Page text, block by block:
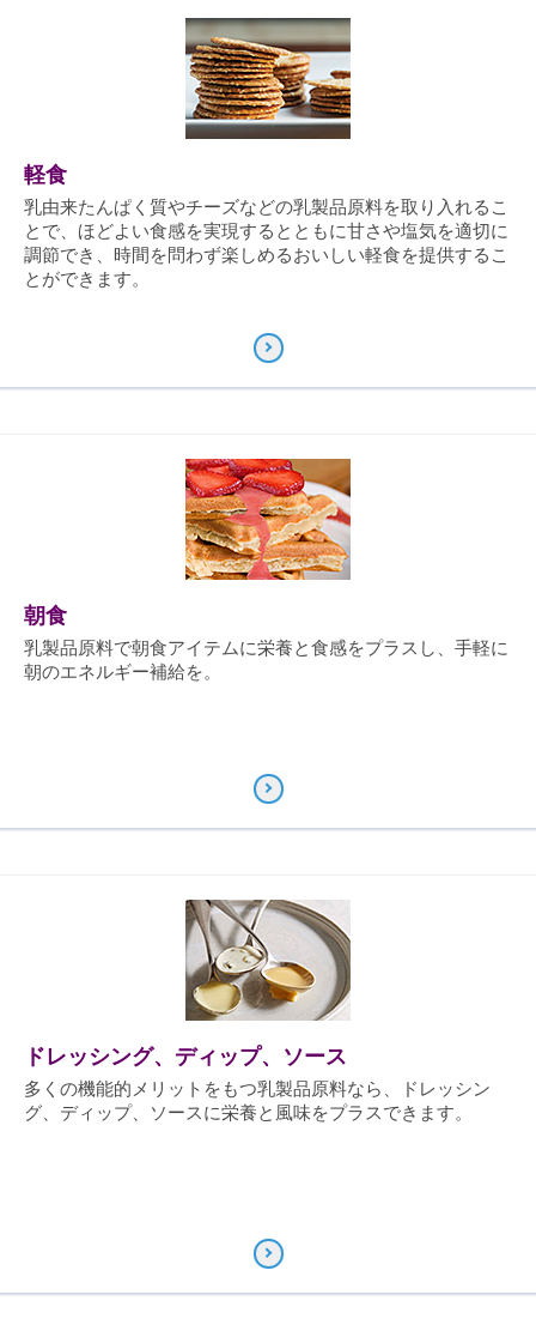
軽食
乳由来たんぱく質やチーズなどの乳製品原料を取り入れるこ
とで、ほどよい食感を実現するとともに甘さや塩気を適切に
調節でき、時間を問わず楽しめるおいしい軽食を提供するこ
とができます。
朝食
乳製品原料で朝食アイテムに栄養と食感をプラスし、手軽に
朝のエネルギー補給を。
ドレッシング、ディップ、ソース
多くの機能的メリットをもつ乳製品原料なら、ドレッシン
グ、ディップ、ソースに栄養と風味をプラスできます。